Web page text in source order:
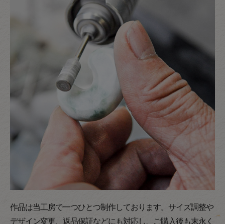
作品は当工房で一つひとつ制作しております。サイズ調整や
デザイン変更、返品保証などにも対応し、ご購入後も末永く